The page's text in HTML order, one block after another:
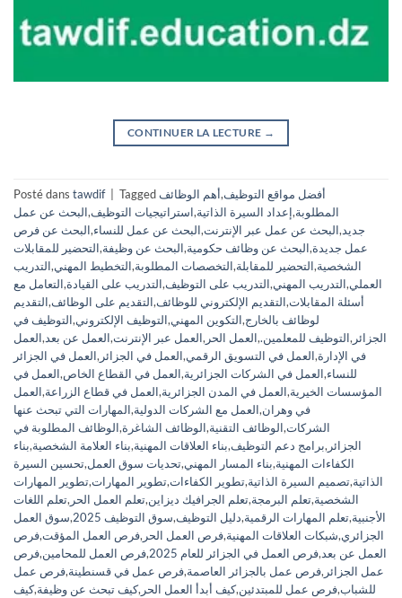
CONTINUER LA LECTURE →
Posté dans tawdif Tagged أفضل مواقع التوظيف,أهم الوظائف
المطلوبة,إعداد السيرة الذاتية,استراتيجيات التوظيف,البحث عن عمل
جديد,البحث عن عمل عبر الإنترنت,البحث عن عمل للنساء,البحث عن فرص
عمل جديدة,البحث عن وظائف حكومية,البحث عن وظيفة,التحضير للمقابلات
الشخصية,التحضير للمقابلة,التخصصات المطلوبة,التخطيط المهني,التدريب
العملي,التدريب المهني,التدريب على التوظيف,التدريب على القيادة,التعامل مع
أسئلة المقابلات,التقديم الإلكتروني للوظائف,التقديم على الوظائف,التقديم
لوظائف بالخارج,التكوين المهني,التوظيف الإلكتروني,التوظيف في
الجزائر ,التوظيف للمعلمين.,العمل الحر ,العمل عبر الإنترنت,العمل عن بعد,العمل
في الإدارة,العمل في التسويق الرقمي,العمل في الجزائر ,العمل في الجزائر
للنساء,العمل في الشركات الجزائرية,العمل في القطاع الخاص,العمل في
المؤسسات الخيرية,العمل في المدن الجزائرية,العمل في قطاع الزراعة,العمل
في وهران,العمل مع الشركات الدولية,المهارات التي تبحث عنها
الشركات,الوظائف التقنية,الوظائف الشاغرة,الوظائف المطلوبة في
الجزائر ,برامج دعم التوظيف,بناء العلاقات المهنية,بناء العلامة الشخصية,بناء
الكفاءات المهنية,بناء المسار المهني,تحديات سوق العمل,تحسين السيرة
الذاتية,تصميم السيرة الذاتية,تطوير الكفاءات,تطوير المهارات,تطوير المهارات
الشخصية,تعلم البرمجة,تعلم الجرافيك ديزاين,تعلم العمل الحر ,تعلم اللغات
الأجنبية,تعلم المهارات الرقمية,دليل التوظيف,سوق التوظيف 2025 ,سوق العمل
الجزائري,شبكات العلاقات المهنية,فرص العمل الحر ,فرص العمل المؤقت,فرص
العمل عن بعد,فرص العمل في الجزائر للعام 2025 ,فرص العمل للمحامين,فرص
عمل الجزائر ,فرص عمل بالجزائر العاصمة,فرص عمل في قسنطينة,فرص عمل
للشباب,فرص عمل للمبتدئين,كيف أبدأ العمل الحر ,كيف تبحث عن وظيفة,كيف